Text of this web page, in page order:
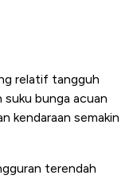
relatif tangguh
bunga acuan
kendaraan semakin
terendah